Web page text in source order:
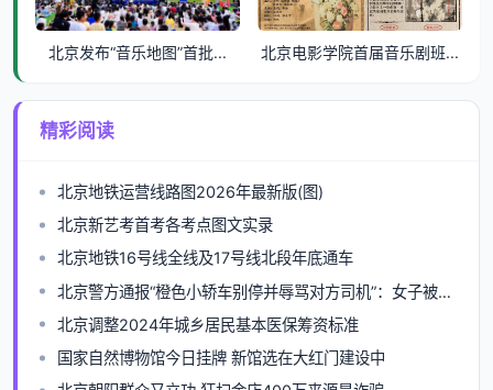
北京发布“音乐地图”首批... 北京电影学院首届音乐剧班...
精彩阅读
北京地铁运营线路图2026年最新版(图)
北京新艺考首考各考点图文实录
北京地铁16号线全线及17号线北段年底通车
北京警方通报“橙色小轿车别停并辱骂对方司机”：女子被行拘
北京调整2024年城乡居民基本医保筹资标准
国家自然博物馆今日挂牌 新馆选在大红门建设中